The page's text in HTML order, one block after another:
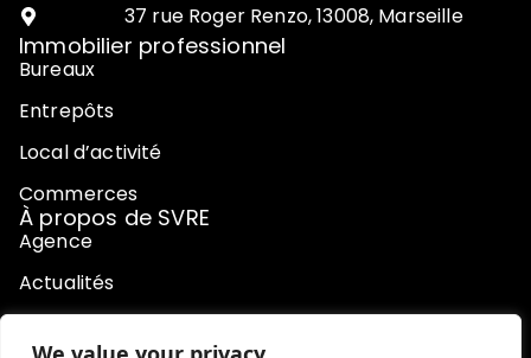
37 rue Roger Renzo, 13008, Marseille
Immobilier professionnel
Bureaux
Entrepôts
Local d’activité
Commerces
À propos de SVRE
Agence
Actualités